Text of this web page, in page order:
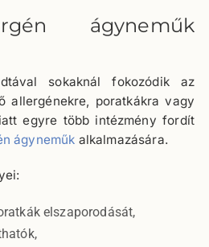
ágyneműk
sokaknál fokozódik az
allergénekre, poratkákra vagy
egyre több intézmény fordít
ágyneműk alkalmazására.
elszaporodását,